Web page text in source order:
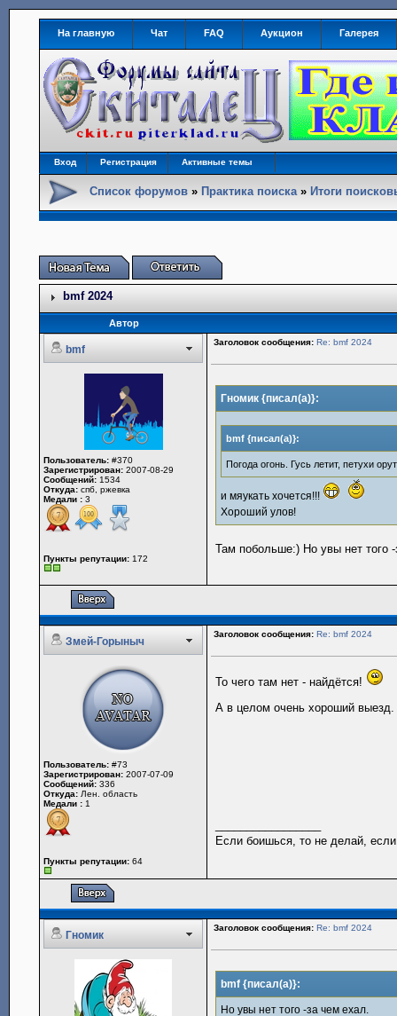
На главную Чат FAQ Аукцион Галерея
Вход Регистрация Активные темы
Список форумов » Практика поиска» Итоги
bmf 2024
Автор
bmf
Заголовок сообщения: Re: bmf 2024
Пользователь: #370
Зарегистрирован: 2007-08-29
Сообщений: 1534
Откуда: спб, ржевка
Медали : 3
Пункты репутации: 172
Гномик {писал(а)}:
bmf {писал(а)}:
Погода огонь. Гусь летит, петухи
и мяукать хочется!!!
Хороший улов!
Там побольше:) Но увы нет того
Змей-Горыныч
Заголовок сообщения: Re: bmf 2024
Пользователь: #73
Зарегистрирован: 2007-07-09
Сообщений: 336
Откуда: Лен. область
Медали : 1
Пункты репутации: 64
То чего там нет - найдётся!
А в целом очень хороший
Если боишься, то не делай,
Гномик
Заголовок сообщения: Re: bmf 2024
bmf {писал(а)}:
Но увы нет того -за чем ехал.